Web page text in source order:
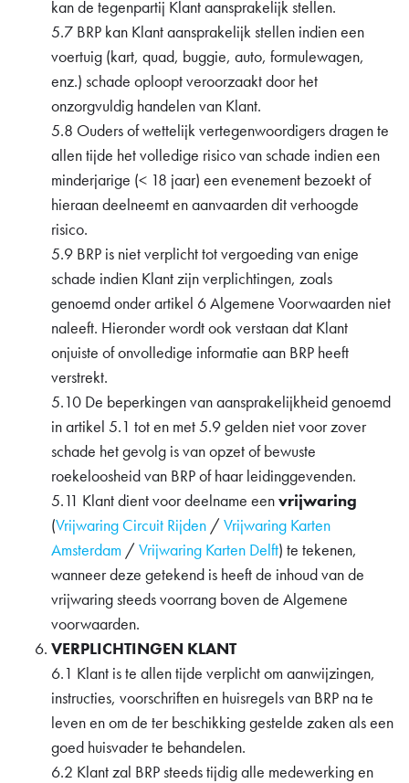
kan de tegenpartij Klant aansprakelijk stellen.
5.7 BRP kan Klant aansprakelijk stellen indien een
voertuig (kart, quad, buggie, auto, formulewagen,
enz.) schade oploopt veroorzaakt door het
onzorgvuldig handelen van Klant.
5.8 Ouders of wettelijk vertegenwoordigers dragen te
allen tijde het volledige risico van schade indien een
minderjarige (< 18 jaar) een evenement bezoekt of
hieraan deelneemt en aanvaarden dit verhoogde
risico.
5.9 BRP is niet verplicht tot vergoeding van enige
schade indien Klant zijn verplichtingen, zoals
genoemd onder artikel 6 Algemene Voorwaarden niet
naleeft. Hieronder wordt ook verstaan dat Klant
onjuiste of onvolledige informatie aan BRP heeft
verstrekt.
5.10 De beperkingen van aansprakelijkheid genoemd
in artikel 5.1 tot en met 5.9 gelden niet voor zover
schade het gevolg is van opzet of bewuste
roekeloosheid van BRP of haar leidinggevenden.
5.11 Klant dient voor deelname eenvrijwaring
(Vrijwaring Circuit Rijden / Vrijwaring Karten
Amsterdam / Vrijwaring Karten Delft) te tekenen,
wanneer deze getekend is heeft de inhoud van de
vrijwaring steeds voorrang boven de Algemene
voorwaarden.
VERPLICHTINGEN KLANT
6.1 Klant is te allen tijde verplicht om aanwijzingen,
instructies, voorschriften en huisregels van BRP na te
leven en om de ter beschikking gestelde zaken als een
goed huisvader te behandelen.
6.2 Klant zal BRP steeds tijdig alle medewerking en